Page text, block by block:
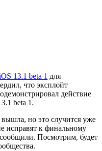
13.1 beta 1 для
что эксплойт
действие
beta 1.
но это случится уже
исправят к финальному
Посмотрим, будет